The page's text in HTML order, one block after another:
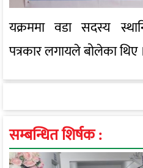
यक्रममा वडा सदस्य
पत्रकार लगायले बोलेका थिए
सम्बन्धित शिर्षक :